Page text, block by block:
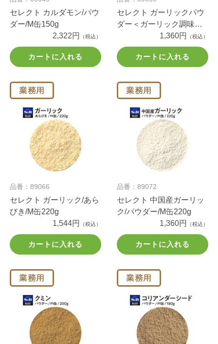
セレクト カルダモン/パウ
ダー/M缶150g
2,322円
（税込）
カートに入れる
セレクト ガーリックパウ
ダー＜ガーリック調味料
1,360円 （税込）
カートに入れる
品番：89066
セレクト ガーリック/あら
びき/M缶220g
1,544円
（税込）
カートに入れる
品番：89072
セレクト 中国産ガーリッ
ク/パウダー/M缶220g
1,360円
（税込）
カートに入れる